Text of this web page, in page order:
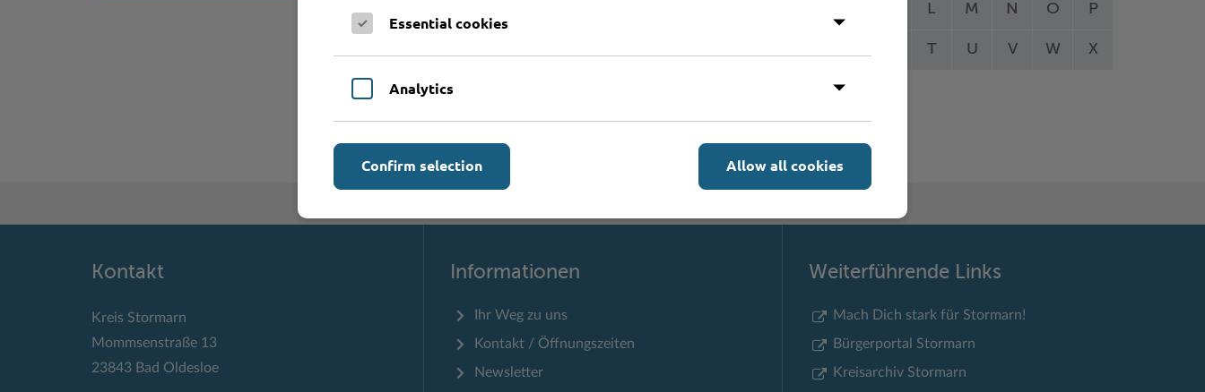
L M N O P
T U V W X
Kontakt
Kreis Stormarn
Mommsenstraße 13
23843 Bad Oldesloe
Informationen
Ihr Weg zu uns
Kontakt / Öffnungszeiten
Newsletter
Weiterführende Links
Mach Dich stark für Stormarn!
Bürgerportal Stormarn
Kreisarchiv Stormarn
Essential cookies
Analytics
Allow all cookies
Confirm selection